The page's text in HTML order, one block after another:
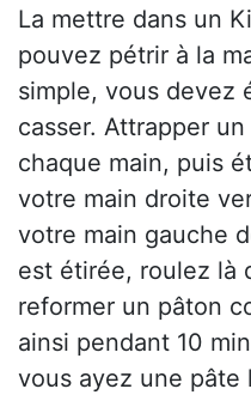
La mettre dans un
pouvez pétrir à la
simple, vous devez
casser. Attrapper
chaque main, puis
votre main droite
votre main gauche
est étirée, roulez là
reformer un pâton
ainsi pendant 10
vous ayez une pâte